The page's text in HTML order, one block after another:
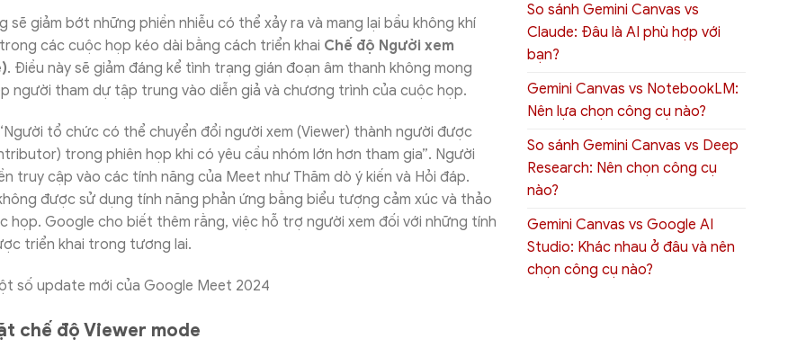
sẽ giảm bớt những phiền nhiễu có thể xảy ra và mang lại bầu không khí
các cuộc họp kéo dài bằng cách triển khai Chế độ Người xem
. Điều này sẽ giảm đáng kể tình trạng gián đoạn âm thanh không mong
người tham dự tập trung vào diễn giả và chương trình của cuộc họp.
tổ chức có thể chuyển đổi người xem (Viewer) thành người được
trong phiên họp khi có yêu cầu nhóm lớn hơn tham gia”. Người
truy cập vào các tính năng của Meet như Thăm dò ý kiến và Hỏi đáp.
được sử dụng tính năng phản ứng bằng biểu tượng cảm xúc và thảo
họp. Google cho biết thêm rằng, việc hỗ trợ người xem đối với những tính
triển khai trong tương lai.
chế độ Viewer mode
So sánh Gemini Canvas vs
Claude: Đâu là AI phù hợp với
bạn?
Gemini Canvas vs NotebookLM:
Nên lựa chọn công cụ nào?
So sánh Gemini Canvas vs Deep
Research: Nên chọn công cụ
nào?
Gemini Canvas vs Google AI
Studio: Khác nhau ở đâu và nên
chọn công cụ nào?